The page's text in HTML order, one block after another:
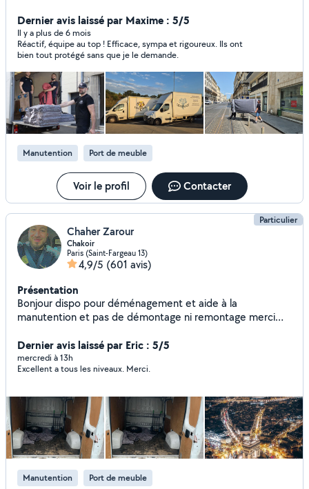
Bordeaux, et dans toute la France, avec une équipe de
professionnels aguerris. Précision, communication et
bienveillance sont au cœur de notre service. Aucune
communication de prix ne se fera par simple échange de
messages via l'application, un devis de déménagement
doit être précis, et se fait donc uniquement par
téléphone. Au plaisir de travailler avec vous, Samuel
Entreprise Sam'déménage - Le déménagement en
conscience
Dernier avis laissé par Maxime : 5/5
Il y a plus de 6 mois
Réactif, équipe au top ! Efficace, sympa et rigoureux. Ils ont
bien tout protégé sans que je le demande.
Manutention Port de meuble
Voir le profil Contacter
Particulier
Chaher Zarour
Chakoir
Paris (Saint-Fargeau 13)
4,9/5 (601 avis)
Présentation
Bonjour dispo pour déménagement et aide à la
manutention et pas de démontage ni remontage merci
Dernier avis laissé par Eric : 5/5
mercredi à 13h
Excellent a tous les niveaux. Merci.
Manutention Port de meuble